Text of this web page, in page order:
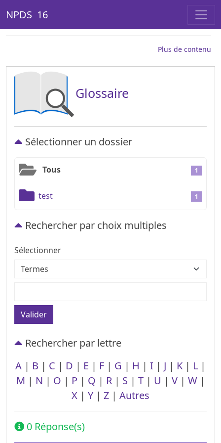
NPDS 16
Plus de contenu
Glossaire
Sélectionner un dossier
Tous 1
test 1
Rechercher par choix multiples
Sélectionner
Valider
Rechercher par lettre
A | B | C | D | E | F | G | H | I | J | K | L |
M | N | O | P | Q | R| S | T| U | V| W|
X | Y | Z | Autres
0 Réponse(s)